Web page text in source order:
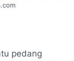
pedang